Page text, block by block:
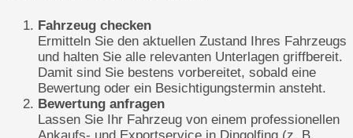
Fahrzeug checken
Ermitteln Sie den aktuellen Zustand Ihres Fahrzeugs
und halten Sie alle relevanten Unterlagen griffbereit.
Damit sind Sie bestens vorbereitet, sobald eine
Bewertung oder ein Besichtigungstermin ansteht.
Bewertung anfragen
Lassen Sie Ihr Fahrzeug von einem professionellen
Ankaufs- und Exportservice in Dingolfing (z. B.